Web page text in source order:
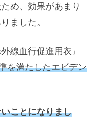
ため、効果があまり
ました。
線血行促進用衣』
を満たしたエビデン
ことになりまし